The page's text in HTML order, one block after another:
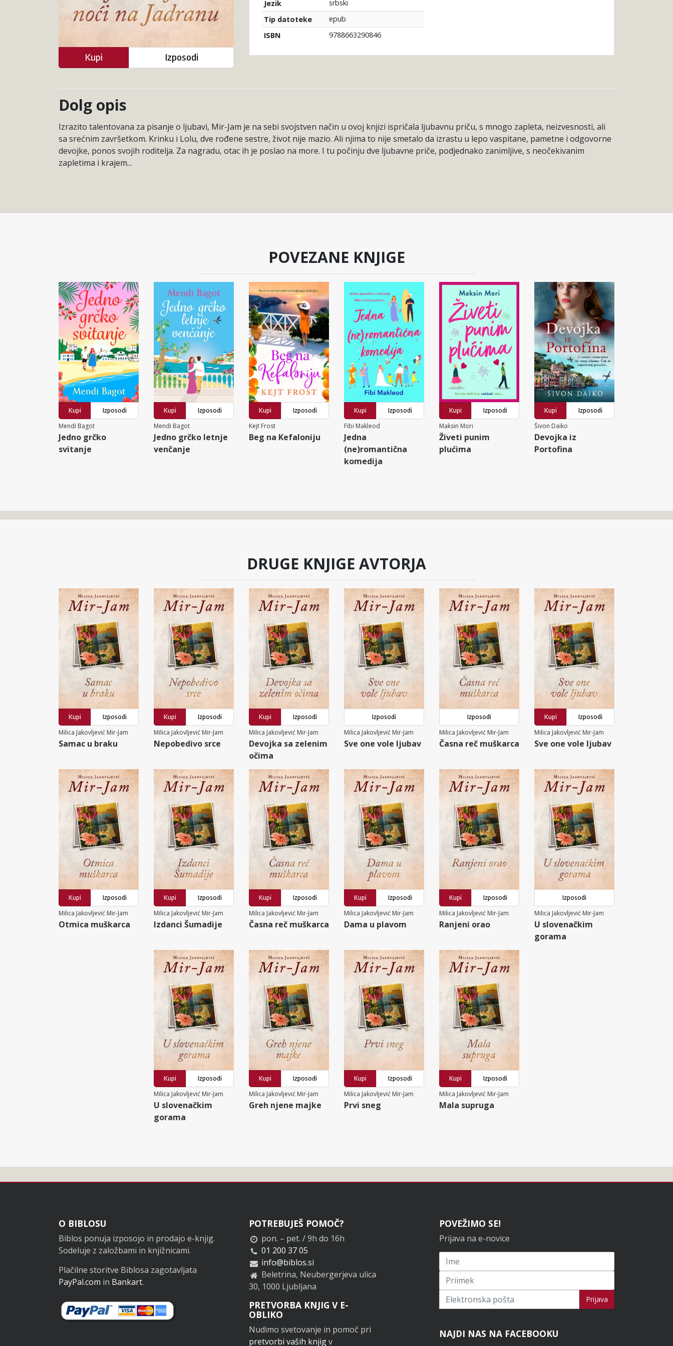
Jezik
srbski
Tip datoteke
epub
ISBN
9788663290846
Kupi Izposodi
Dolg opis
Izrazito talentovana za pisanje o ljubavi, Mir-Jam je na sebi svojstven način u ovoj knjizi ispričala ljubavnu priču, s mnogo zapleta, neizvesnosti, ali
sa srećnim završetkom. Krinku i Lolu, dve rođene sestre, život nije mazio. Ali njima to nije smetalo da izrastu u lepo vaspitane, pametne i odgovorne
devojke, ponos svojih roditelja. Za nagradu, otac ih je poslao na more. I tu počinju dve ljubavne priče, podjednako zanimljive, s neočekivanim
zapletima i krajem...
POVEZANE KNJIGE
Kupi
Izposodi
Mendi Bagot
Jedno grčko
svitanje
Kupi
Izposodi
Mendi Bagot
Jedno grčko letnje
venčanje
Kupi
Izposodi
Kejt Frost
Beg na Kefaloniju
Kupi
Izposodi
Fibi Makleod
Jedna
(ne)romantična
komedija
Kupi
Izposodi
Maksin Mori
Živeti punim
plućima
Kupi
Izposodi
Šivon Daiko
Devojka iz
Portofina
DRUGE KNJIGE AVTORJA
Kupi
Izposodi
Milica Jakovljević Mir-Jam
Samac u braku
Kupi
Izposodi
Milica Jakovljević Mir-Jam
Nepobedivo srce
Kupi
Izposodi
Milica Jakovljević Mir-Jam
Devojka sa zelenim
očima
Izposodi
Milica Jakovljević Mir-Jam
Sve one vole ljubav
Izposodi
Milica Jakovljević Mir-Jam
Časna reč muškarca
Kupi
Izposodi
Milica Jakovljević Mir-Jam
Sve one vole ljubav
Kupi
Izposodi
Milica Jakovljević Mir-Jam
Otmica muškarca
Kupi
Izposodi
Milica Jakovljević Mir-Jam
Izdanci Šumadije
Kupi
Izposodi
Milica Jakovljević Mir-Jam
Časna reč muškarca
Kupi
Izposodi
Milica Jakovljević Mir-Jam
Dama u plavom
Kupi
Izposodi
Milica Jakovljević Mir-Jam
Ranjeni orao
Izposodi
Milica Jakovljević Mir-Jam
U slovenačkim
gorama
Kupi
Izposodi
Milica Jakovljević Mir-Jam
U slovenačkim
gorama
Kupi
Izposodi
Milica Jakovljević Mir-Jam
Greh njene majke
Kupi
Izposodi
Milica Jakovljević Mir-Jam
Prvi sneg
Kupi
Izposodi
Milica Jakovljević Mir-Jam
Mala supruga
Noga
O BIBLOSU
Biblos ponuja izposojo in prodajo e-knjig.
Sodeluje z založbami in knjižnicami.
Plačilne storitve Biblosa zagotavljata
PayPal.com in Bankart.
POTREBUJEŠ POMOČ?
pon. – pet. / 9h do 16h
01 200 37 05
info@biblos.si
Beletrina, Neubergerjeva ulica
30, 1000 Ljubljana
PRETVORBA KNJIG V E-
OBLIKO
Nudimo svetovanje in pomoč pri
pretvorbi vaših knjigv
POVEŽIMO SE!
Prijava na e-novice
Prijavi se na novice Prijava
NAJDI NAS NA FACEBOOKU